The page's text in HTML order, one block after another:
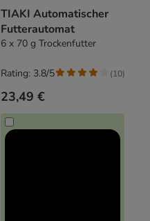
TIAKI Automatischer
Futterautomat
6 x 70 g Trockenfutter
23,49 €
Rating: 3.8/5 (10)